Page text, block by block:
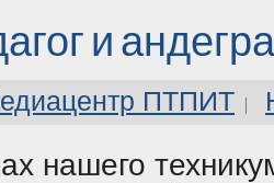
и
ПТПИТ
нашего